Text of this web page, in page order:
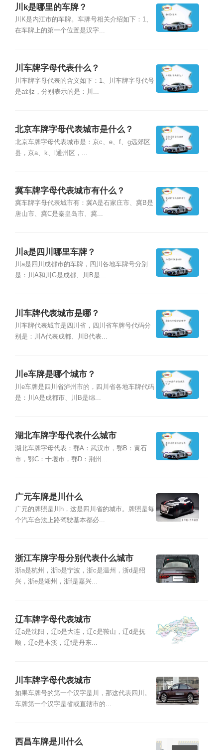
川k是哪里的车牌？
川K是内江市的车牌。车牌号相关介绍如下：1、
在车牌上的第一个位置是汉字...
川车牌字母代表什么？
川车牌字母代表的含义如下：1、川车牌字母代号
是a到z，分别表示的是：川...
北京车牌字母代表城市是什么？
北京车牌字母代表城市是：京c、e、f、g远郊区
县，京a、k、l通州区，...
冀车牌字母代表城市有什么？
冀车牌字母代表城市有：冀A是石家庄市、冀B是
唐山市、冀C是秦皇岛市、冀...
川a是四川哪里车牌？
川a是四川成都市的车牌，四川各地车牌号分别
是：川A和川G是成都、川B是...
川车牌代表城市是哪？
川车牌代表城市是四川省，四川省车牌号代码分
别是：川A代表成都、川B代表...
川e车牌是哪个城市？
川e车牌是四川省泸州市的，四川省各地车牌代码
是：川A是成都市、川B是绵...
湖北车牌字母代表什么城市
湖北车牌字母代表：鄂A：武汉市，鄂B：黄石
市，鄂C：十堰市，鄂D：荆州...
广元车牌是川什么
广元的牌照是川h，这是四川省的城市。牌照是每
个汽车合法上路驾驶基本都必...
浙江车牌字母分别代表什么城市
浙a是杭州，浙b是宁波，浙c是温州，浙d是绍
兴，浙e是湖州，浙f是嘉兴...
辽车牌字母代表城市
辽a是沈阳，辽b是大连，辽c是鞍山，辽d是抚
顺，辽e是本溪，辽f是丹东...
川车牌字母代表城市
如果车牌号的第一个汉字是川，那这代表四川。
车牌第一个汉字是省或直辖市的...
西昌车牌是川什么